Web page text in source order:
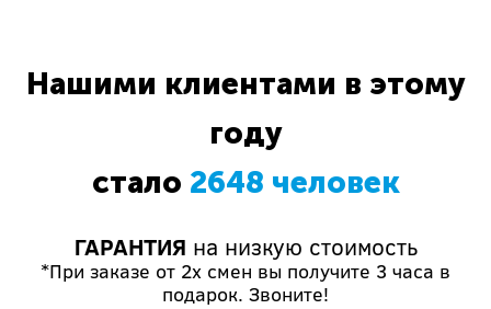
Нашими клиентами в этому
году
стало 2648 человек
ГАРАНТИЯ на низкую стоимость
*При заказе от 2х смен вы получите 3 часа в
подарок. Звоните!